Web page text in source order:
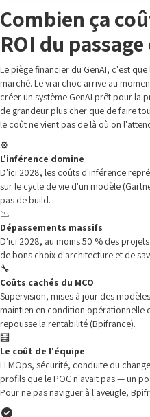
Combien ça
ROI du
Le piège financier du GenAI, c'est
marché. Le vrai choc arrive au
créer un système GenAI prêt pour la
de grandeur plus cher que de faire
le coût ne vient pas de là où on
⚙️
L'inférence domine
D'ici 2028, les coûts d'inférence
sur le cycle de vie d'un modèle
pas de build.
📉
Dépassements massifs
D'ici 2028, au moins 50 % des
de bons choix d'architecture et de
🔧
Coûts cachés du MCO
Supervision, mises à jour des
maintien en condition opérationnelle
repousse la rentabilité (Bpifrance).
🧮
Le coût de l'équipe
LLMOps, sécurité, conduite du
profils que le POC n'avait pas — un
Pour ne pas naviguer à l'aveugle,